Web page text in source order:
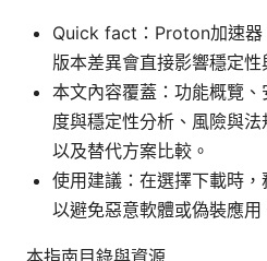
Quick fact：Proton加速器
版本差異會直接影響穩定性
本文內容覆蓋：功能概覽
度與穩定性分析、風險與法
以及替代方案比較。
使用建議：在選擇下載時，
以避免惡意軟體或偽裝應用